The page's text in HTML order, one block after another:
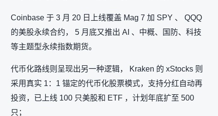
Coinbase 于 3 月 20 日上线覆盖 Mag 7 加 SPY 、 QQQ
的美股永续合约， 5 月底又推出 AI 、中概、国防、科技
等主题型永续指数期货。
代币化路线则呈现出另一种逻辑， Kraken 的 xStocks 则
采用真实 1：1 锚定的代币化股票模式，支持分红自动再
投资，已上线 100 只美股和 ETF ，计划年底扩至 500
只；